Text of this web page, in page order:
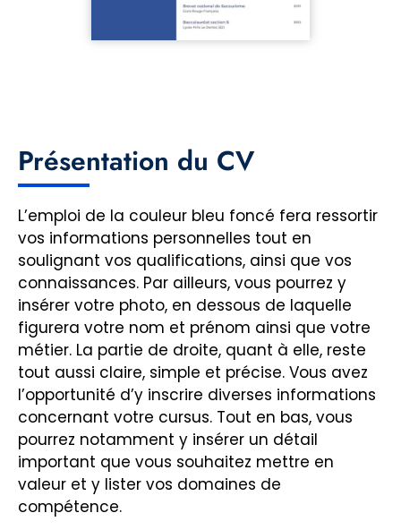
Présentation du CV
L’emploi de la couleur bleu foncé fera ressortir
vos informations personnelles tout en
soulignant vos qualifications, ainsi que vos
connaissances. Par ailleurs, vous pourrez y
insérer votre photo, en dessous de laquelle
figurera votre nom et prénom ainsi que votre
métier. La partie de droite, quant à elle, reste
tout aussi claire, simple et précise. Vous avez
l’opportunité d’y inscrire diverses informations
concernant votre cursus. Tout en bas, vous
pourrez notamment y insérer un détail
important que vous souhaitez mettre en
valeur et y lister vos domaines de
compétence.